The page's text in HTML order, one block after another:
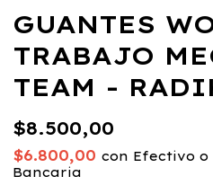
GUANTES
TRABAJO
TEAM -
$8.500,00
$6.800,00 con Efectivo
Bancaria